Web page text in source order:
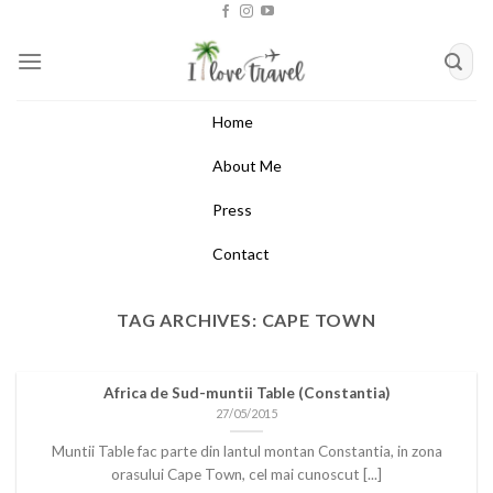
content
Home
About Me
Press
Contact
TAG ARCHIVES: CAPE TOWN
Africa de Sud-muntii Table (Constantia)
27/05/2015
Muntii Table fac parte din lantul montan Constantia, in zona
orasului Cape Town, cel mai cunoscut [...]